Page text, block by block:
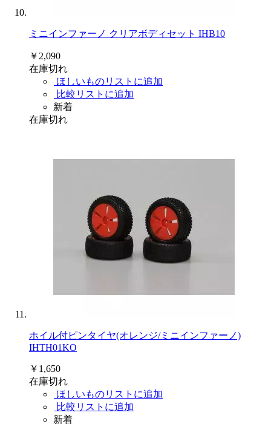
ミニインファーノ クリアボディセット IHB10
￥2,090
在庫切れ
ほしいものリストに追加
比較リストに追加
新着
在庫切れ
ホイル付ピンタイヤ(オレンジ/ミニインファーノ)
IHTH01KO
￥1,650
在庫切れ
ほしいものリストに追加
比較リストに追加
新着